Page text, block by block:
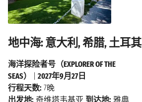
地中海: 意大利, 希腊, 土耳其
海洋探险者号（EXPLORER OF THE
SEAS）
2027年9月27日
行程天数: 7晚
出发地: 奇维塔韦基亚 到达地: 雅典